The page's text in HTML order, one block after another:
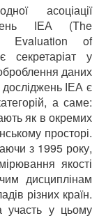
асоціації
ІЕА (The
Evaluation of
секретаріат у
даних
ІЕА є
а саме:
як в окремих
просторі.
з 1995 року,
якості
дисциплінам
різних країн.
участь у цьому